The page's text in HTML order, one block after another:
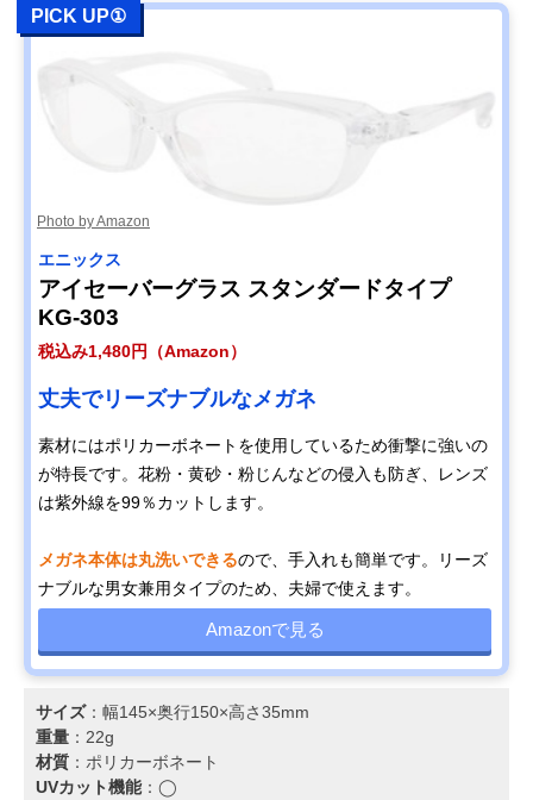
PICK UP①
Photo by Amazon
エニックス
アイセーバーグラス スタンダードタイプ
KG-303
税込み1,480円（Amazon）
丈夫でリーズナブルなメガネ
素材にはポリカーボネートを使用しているため衝撃に強いの
が特長です。花粉・黄砂・粉じんなどの侵入も防ぎ、レンズ
は紫外線を99％カットします。
メガネ本体は丸洗いできるので、手入れも簡単です。リーズ
ナブルな男女兼用タイプのため、夫婦で使えます。
Amazonで見る
サイズ：幅145×奥行150×高さ35mm
重量 ：22g
材質 ：ポリカーボネート
UVカット機能：◯